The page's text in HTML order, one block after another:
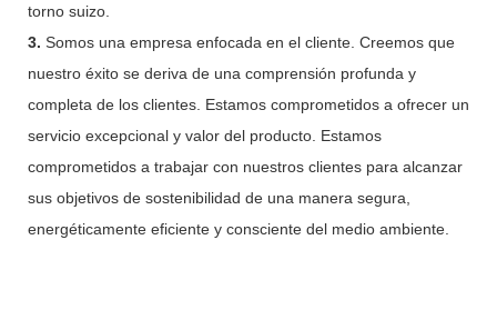
torno suizo.
3. Somos una empresa enfocada en el cliente. Creemos que
nuestro éxito se deriva de una comprensión profunda y
completa de los clientes. Estamos comprometidos a ofrecer un
servicio excepcional y valor del producto. Estamos
comprometidos a trabajar con nuestros clientes para alcanzar
sus objetivos de sostenibilidad de una manera segura,
energéticamente eficiente y consciente del medio ambiente.